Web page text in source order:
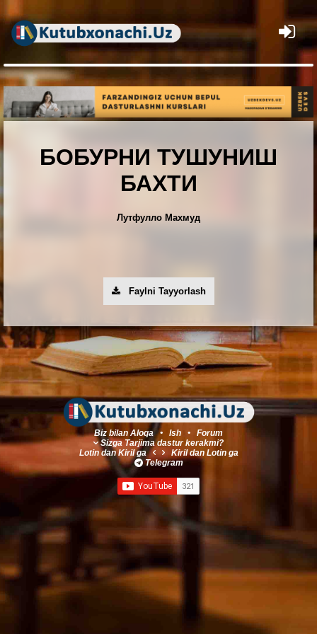
×
БОБУРНИ ТУШУНИШ
БАХТИ
Лутфулло Махмуд
Faylni Tayyorlash
Biz bilan Aloqa • Ish • Forum
Sizga Tarjima dastur kerakmi?
LotindanKirilga Kirildan Lotinga
Telegram